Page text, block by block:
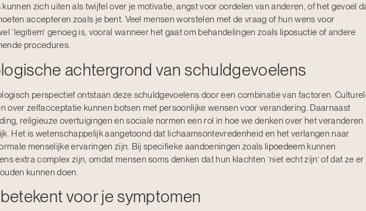
kunnen zich uiten als twijfel over je motivatie, angst voor oordelen van anderen, of het gevoel
accepteren zoals je bent. Veel mensen worstelen met de vraag of hun wens voor
‘legitiem’ genoeg is, vooral wanneer het gaat om behandelingen zoals liposuctie of andere
procedures.
achtergrond van schuldgevoelens
perspectief ontstaan deze schuldgevoelens door een combinatie van factoren.
over zelfacceptatie kunnen botsen met persoonlijke wensen voor verandering. Daarnaast
religieuze overtuigingen en sociale normen een rol in hoe we denken over het veranderen
Het is wetenschappelijk aangetoond dat lichaamsontevredenheid en het verlangen naar
menselijke ervaringen zijn. Bij specifieke aandoeningen zoals lipoedeem kunnen
extra complex zijn, omdat mensen soms denken dat hun klachten ‘niet echt zijn’ of dat ze er
kunnen doen.
voor je symptomen